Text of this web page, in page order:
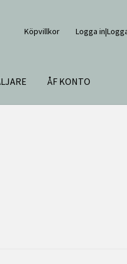
Köpvillkor Logga
ÅF KONTO